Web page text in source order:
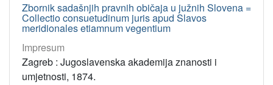
Zbornik sadašnjih pravnih običaja u južnih Slovena =
Collectio consuetudinum juris apud Slavos
meridionales etiamnum vegentium
Impresum
Zagreb : Jugoslavenska akademija znanosti i
umjetnosti, 1874.